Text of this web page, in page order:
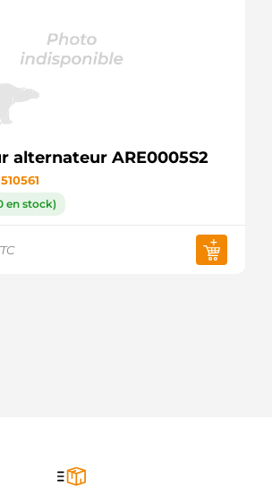
alternateur ARE0005S2
510561
en stock)